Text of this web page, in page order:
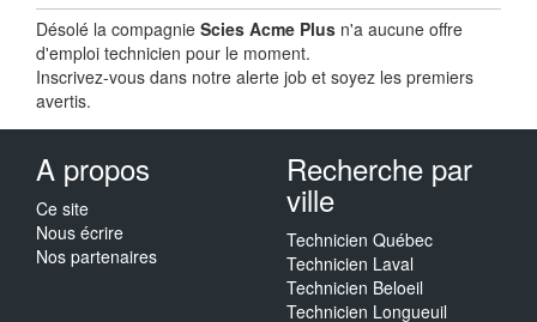
Désolé la compagnie Scies Acme Plus n'a aucune offre
d'emploi technicien pour le moment.
Inscrivez-vous dans notre alerte job et soyez les premiers
avertis.
A propos
Ce site
Nous écrire
Nos partenaires
Recherche par
ville
Technicien Québec
Technicien Laval
Technicien Beloeil
Technicien Longueuil